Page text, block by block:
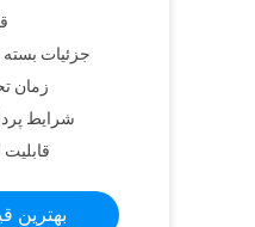
جزئیات بسته
زمان
شرایط
قابلیت
بهترین